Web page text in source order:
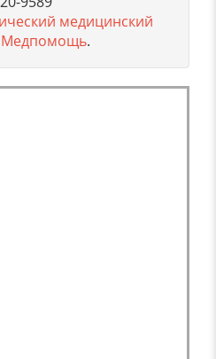
медицинский
Медпомощь.